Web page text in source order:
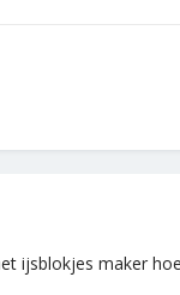
ijsblokjes maker